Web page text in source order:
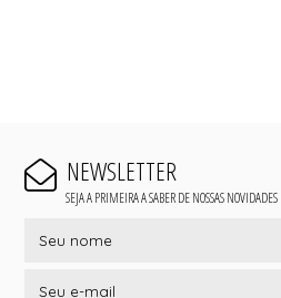
NEWSLETTER
SEJA A PRIMEIRA A SABER DE NOSSAS NOVIDADES